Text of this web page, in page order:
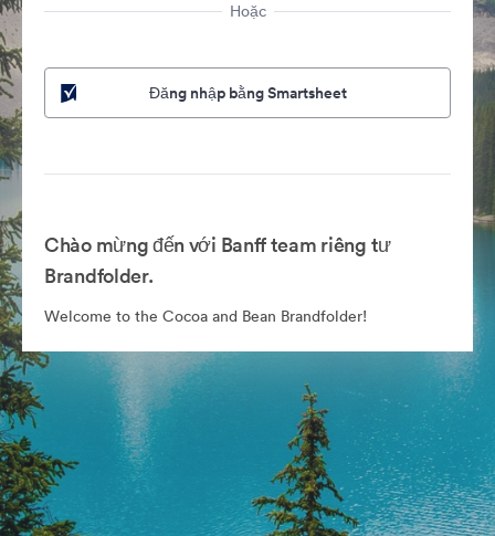
Hoặc
Đăng nhập bằng Smartsheet
Chào mừng đến với Banff team riêng tư
Brandfolder.
Welcome to the Cocoa and Bean Brandfolder!